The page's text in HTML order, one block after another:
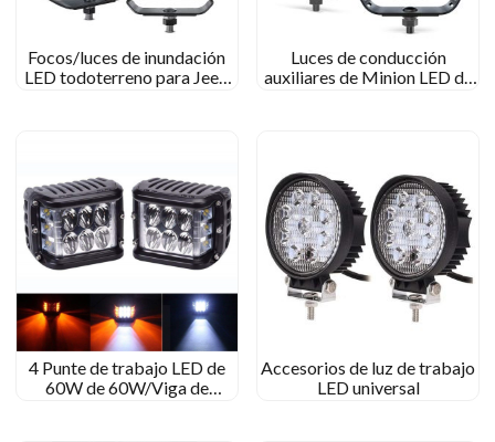
Focos/luces de inundación
LED todoterreno para Jeep
Luces de conducción
auxiliares de Minion LED de
4 Punte de trabajo LED de
60W de 60W/Viga de
Accesorios de luz de trabajo
LED universal